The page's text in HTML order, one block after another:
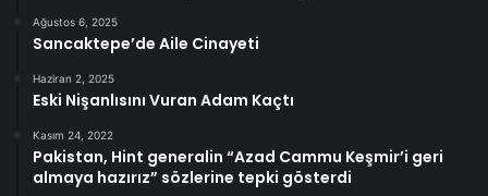
Ağustos 6, 2025
Sancaktepe’de Aile Cinayeti
Haziran 2, 2025
Eski Nişanlısını Vuran Adam Kaçtı
Kasım 24, 2022
Pakistan, Hint generalin “Azad Cammu Keşmir’i geri
almaya hazırız” sözlerine tepki gösterdi